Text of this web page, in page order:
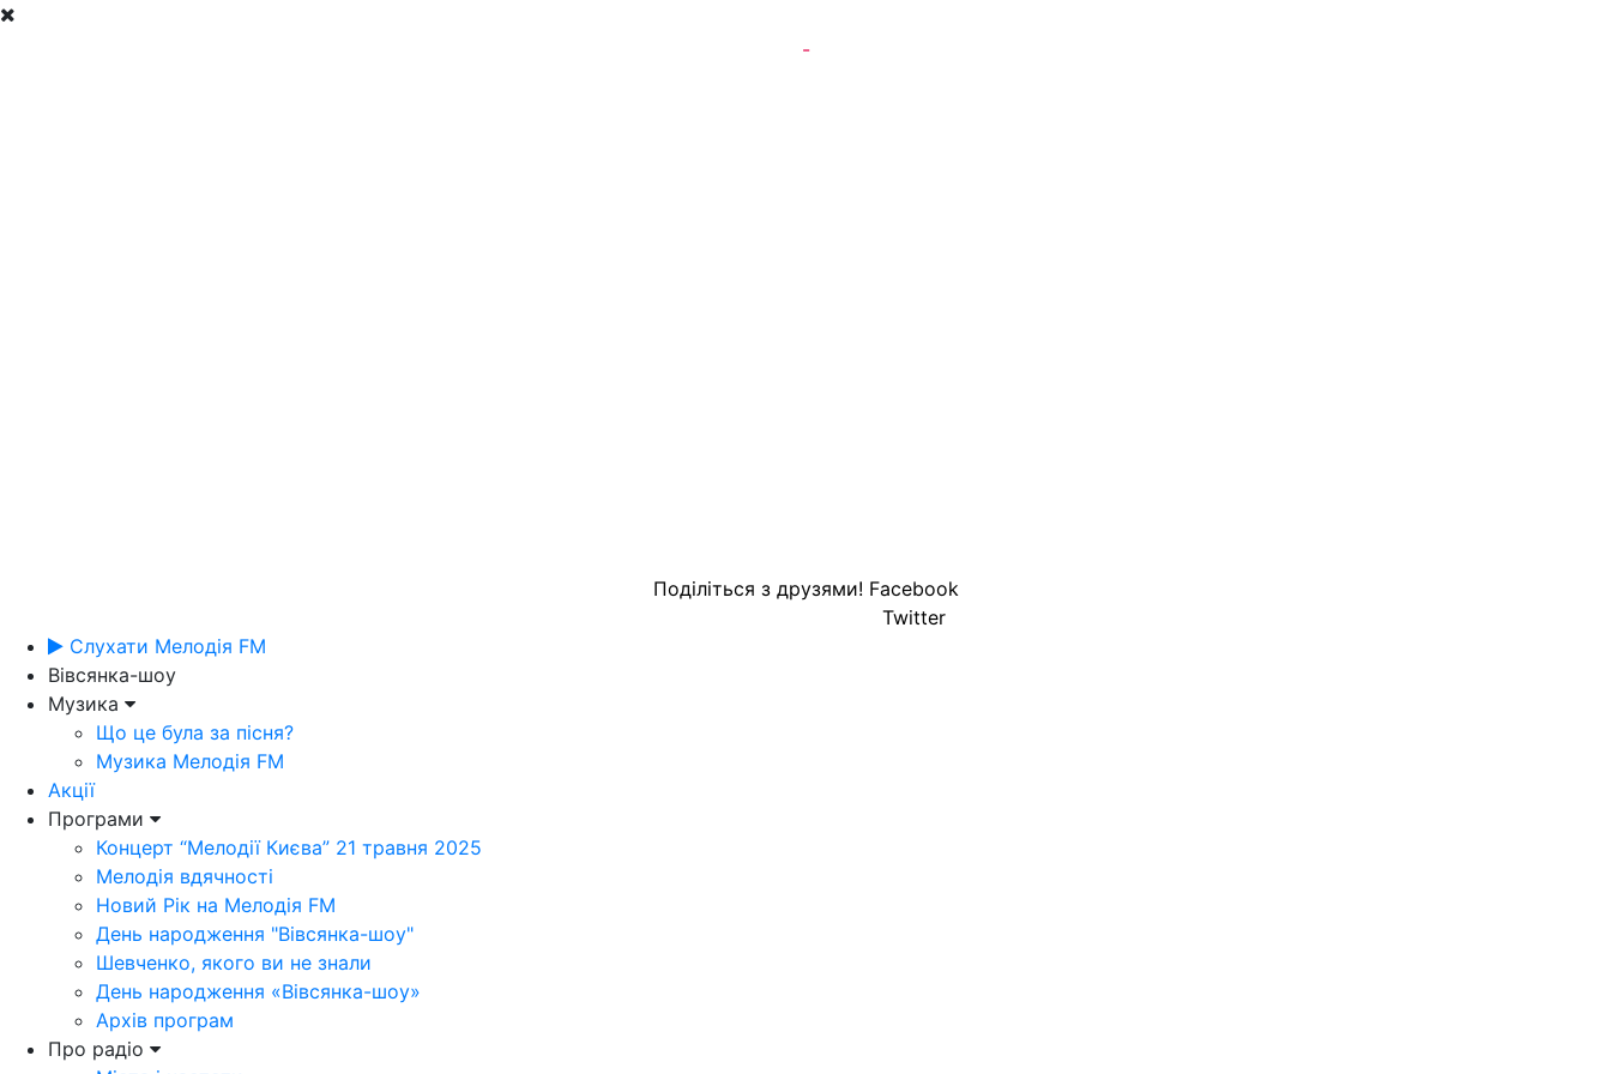
-
Поділіться з друзями! Facebook
Twitter
Слухати Мелодія FM
Вівсянка-шоу
Музика
Що це була за пісня?
Музика Мелодія FM
Акції
Програми
Концерт “Мелодії Києва” 21 травня 2025
Мелодія вдячності
Новий Рік на Мелодія FM
День народження "Вівсянка-шоу"
Шевченко, якого ви не знали
День народження «Вівсянка-шоу»
Архів програм
Про радіо